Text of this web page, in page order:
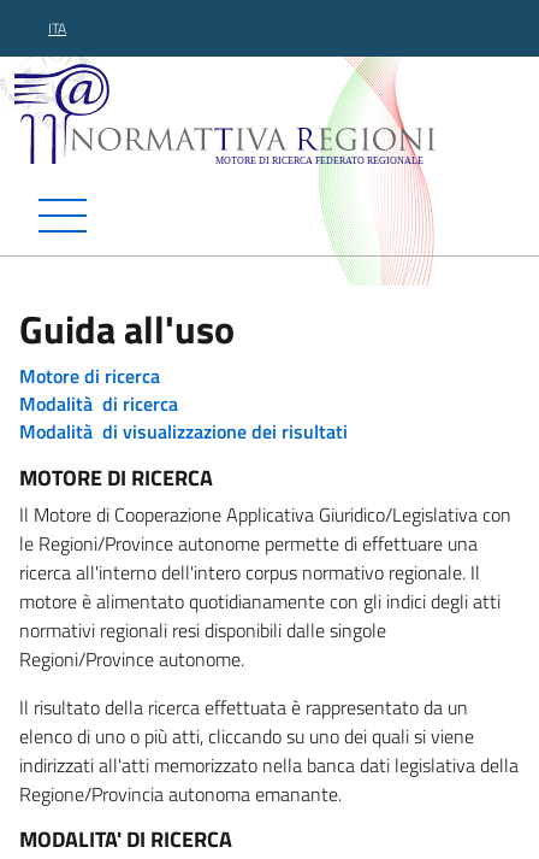
ITA
Normattiva Regioni -
Guida all'uso
Motore di ricerca
Modalità di ricerca
Modalità di visualizzazione dei risultati
MOTORE DI RICERCA
Il Motore di Cooperazione Applicativa Giuridico/Legislativa con
le Regioni/Province autonome permette di effettuare una
ricerca all'interno dell'intero corpus normativo regionale. Il
motore è alimentato quotidianamente con gli indici degli atti
normativi regionali resi disponibili dalle singole
Regioni/Province autonome.
Il risultato della ricerca effettuata è rappresentato da un
elenco di uno o più atti, cliccando su uno dei quali si viene
indirizzati all'atti memorizzato nella banca dati legislativa della
Regione/Provincia autonoma emanante.
MODALITA' DI RICERCA